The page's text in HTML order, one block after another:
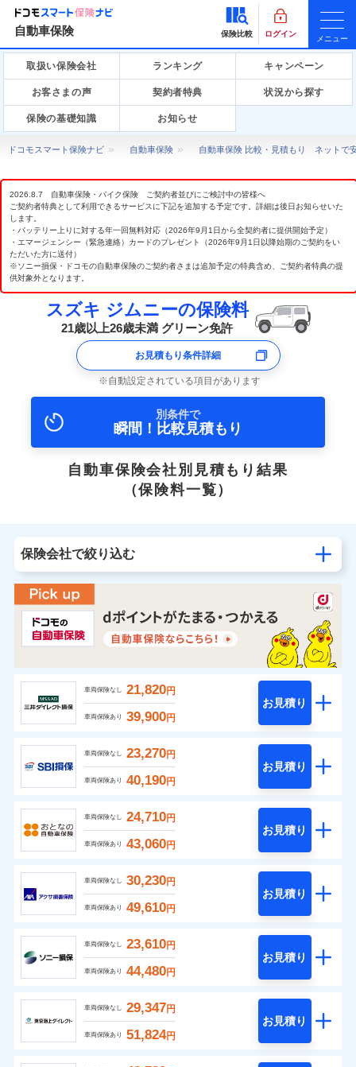
自動車保険 保険比較 ログイン
メニュー
取扱い保険会社 ランキング キャンペーン
お客さまの声 契約者特典 状況から探す
保険の基礎知識 お知らせ
ドコモスマート保険ナビ 自動車保険 自動車保険 比較・見積もり ネットで
2026.8.7 自動車保険・バイク保険 ご契約者並びにご検討中の皆様へ
ご契約者特典として利用できるサービスに下記を追加する予定です。詳細は後日お知らせいた
します。
・バッテリー上りに対する年一回無料対応（2026年9月1日から全契約者に提供開始予定）
・エマージェンシー（緊急連絡）カードのプレゼント（2026年9月1日以降始期のご契約をい
ただいた方に送付）
※ソニー損保・ドコモの自動車保険のご契約者さまは追加予定の特典含め、ご契約者特典の提
供対象外となります。
スズキ ジムニーの保険料
21歳以上26歳未満 グリーン免許
お見積もり条件詳細
自動設定されている項目があります
別条件で
瞬間！比較見積もり
自動車保険会社別見積もり結果
（保険料一覧）
保険会社で絞り込む
車両保険なし 21,820円
車両保険あり 39,900円
お見積り
車両保険なし 23,270円
車両保険あり 40,190円
お見積り
車両保険なし 24,710円
車両保険あり 43,060円
お見積り
車両保険なし 30,230円
車両保険あり 49,610円
お見積り
車両保険なし 23,610円
車両保険あり 44,480円
お見積り
車両保険なし 29,347円
車両保険あり 51,824円
お見積り